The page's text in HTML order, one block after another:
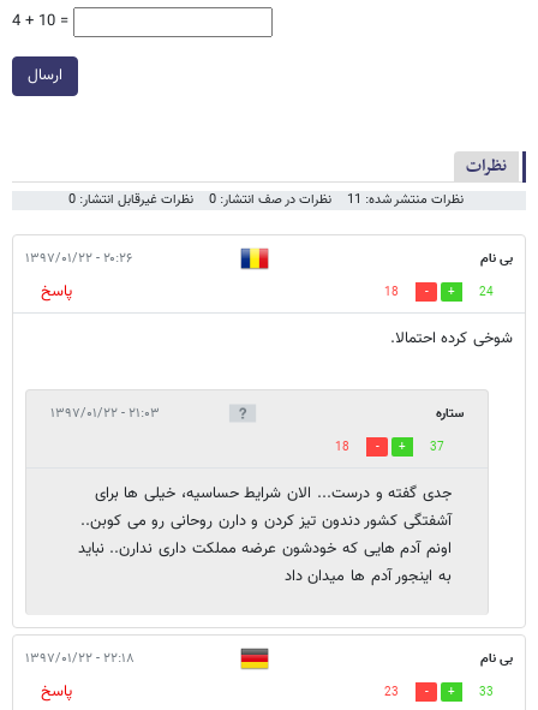
4 + 10 =
ارسال
نظرات
نظرات منتشر شده: 11 نظرات در صف انتشار: 0 نظرات غیرقابل انتشار: 0
بی نام ۲۰:۲۶ - ۱۳۹۷/۰۱/۲۲
24
18
پاسخ
شوخی کرده احتمالا.
ستاره ۲۱:۰۳ - ۱۳۹۷/۰۱/۲۲
37
18
جدی گفته و درست... الان شرایط حساسیه، خیلی ها برای
آشفتگی کشور دندون تیز کردن و دارن روحانی رو می کوبن..
اونم آدم هایی که خودشون عرضه مملکت داری ندارن.. نباید
به اینجور آدم ها میدان داد
بی نام ۲۲:۱۸ - ۱۳۹۷/۰۱/۲۲
33
23 پاسخ